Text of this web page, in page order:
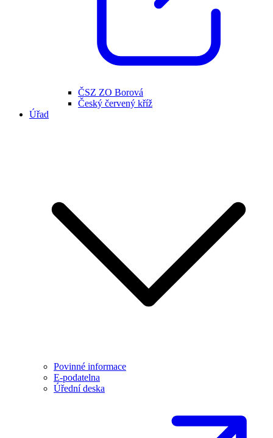
ČSZ ZO Borová
Český červený kříž
Úřad
Povinné informace
E-podatelna
Úřední deska